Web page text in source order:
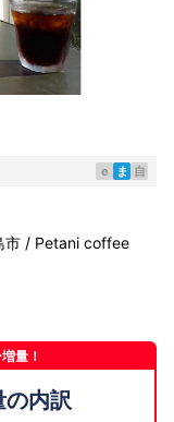
e ま 自
市 / Petani coffee
量！
の内訳